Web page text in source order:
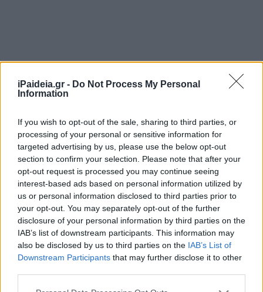
iPaideia.gr - Do Not Process My Personal
Information
If you wish to opt-out of the sale, sharing to third parties, or
processing of your personal or sensitive information for
targeted advertising by us, please use the below opt-out
section to confirm your selection. Please note that after your
opt-out request is processed you may continue seeing
interest-based ads based on personal information utilized by
us or personal information disclosed to third parties prior to
your opt-out. You may separately opt-out of the further
disclosure of your personal information by third parties on the
IAB’s list of downstream participants. This information may
also be disclosed by us to third parties on the IAB’s List of
Downstream Participants that may further disclose it to other
Please note that this website/app uses one or more Google